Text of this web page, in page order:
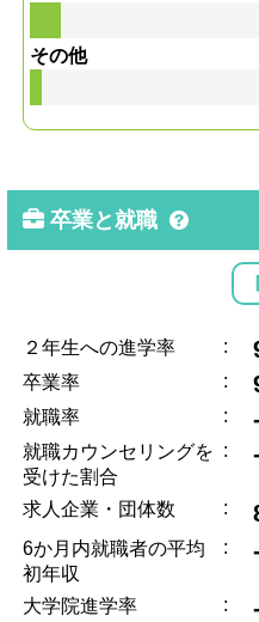
その他
卒業と就職
２年生への進学率 :
卒業率 :
就職率 :
就職カウンセリングを
受けた割合
:
求人企業・団体数 :
6か月内就職者の平均
初年収
:
大学院進学率 :